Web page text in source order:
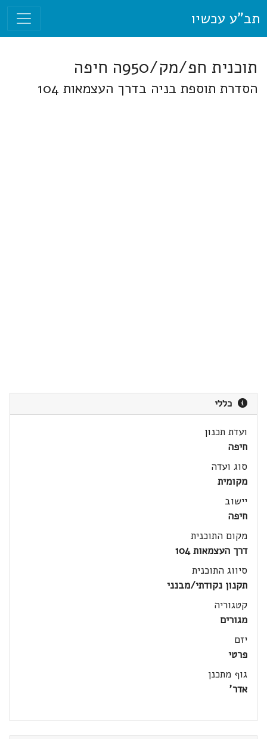
תב"ע עכשיו
תוכנית חפ/מק/950ה חיפה
הסדרת תוספת בניה בדרך העצמאות 104
כללי
ועדת תכנון
חיפה
סוג ועדה
מקומית
יישוב
חיפה
מקום התוכנית
דרך העצמאות 104
סיווג התוכנית
תקנון נקודתי/מבנני
קטגוריה
מגורים
יזם
פרטי
גוף מתכנן
אדר'